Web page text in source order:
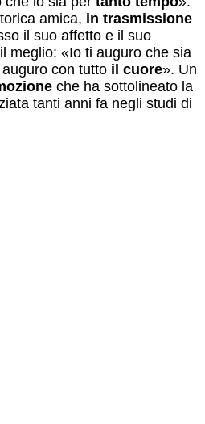
amica, in trasmissione
il suo affetto e il suo
meglio: «Io ti auguro che sia
con tutto il cuore». Un
che ha sottolineato la
tanti anni fa negli studi di